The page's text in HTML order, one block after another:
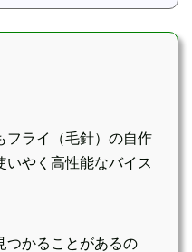
フライ（毛針）の自作
いやく高性能なバイス
つかることがあるの